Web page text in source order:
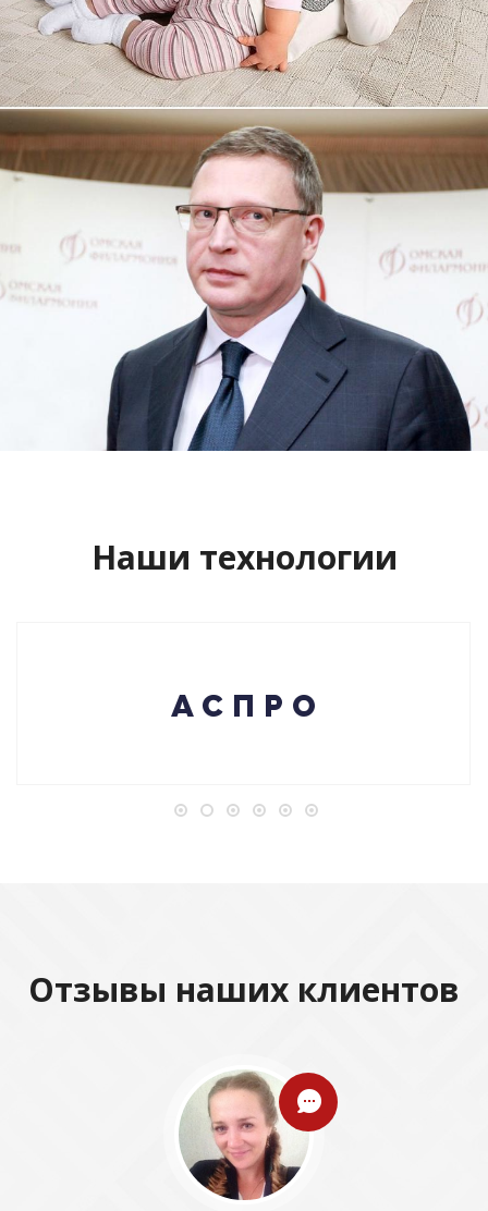
Смотреть проект
Сайт кандидата в губернаторы
Буркова Александра Леонидовича
Смотреть проект
Наши технологии
Отзывы наших клиентов